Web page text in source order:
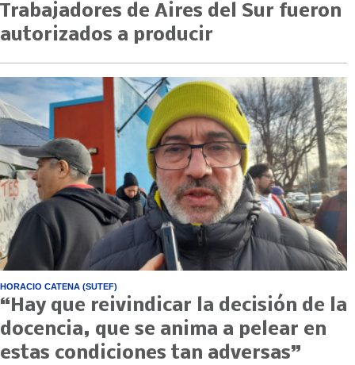
Trabajadores de Aires del Sur fueron
autorizados a producir
HORACIO CATENA (SUTEF)
“Hay que reivindicar la decisión de la
docencia, que se anima a pelear en
estas condiciones tan adversas”